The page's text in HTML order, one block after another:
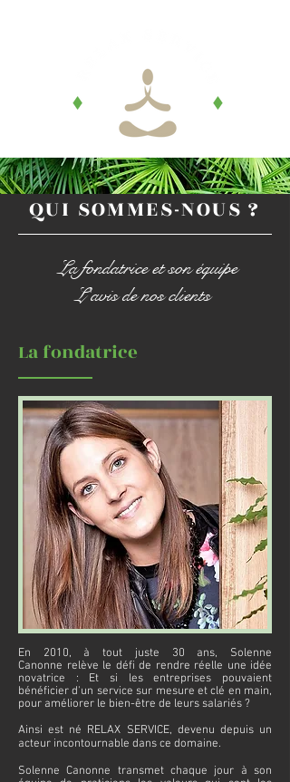
QUI SOMMES-NOUS ?
La fondatrice et son équipe
L'avis de nos clients
La fondatrice
En 2010, à tout juste 30 ans, Solenne
Canonne relève le défi de rendre réelle une idée
novatrice : Et si les entreprises pouvaient
bénéficier d'un service sur mesure et clé en main,
pour améliorer le bien-être de leurs salariés ?
Ainsi est né RELAX SERVICE, devenu depuis un
acteur incontournable dans ce domaine.
Solenne Canonne transmet chaque jour à son